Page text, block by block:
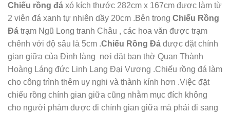
Chiếu rồng đá xó kích thước 282cm x 167cm được làm từ
2 viên đá xanh tự nhiên dầy 20cm .Bên trong Chiếu Rồng
Đá trạm Ngũ Long tranh Châu , các hoa văn được trạm
chênh với độ sâu là 5cm .Chiếu Rồng Đá được đặt chính
gian giữa của Đình làng nơi đặt ban thờ Quan Thành
Hoàng Láng đức Linh Lang Đại Vương .Chiếu rồng đá làm
cho công trình thêm uy nghi và thành kính hơn .Việc đặt
chiếu rồng chính gian giữa cũng nhằm mục đích không
cho người phàm được đi chính gian giữa mà phải đi sang